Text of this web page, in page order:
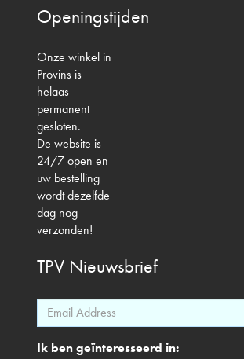
Openingstijden
Onze winkel in
Provins is
helaas
permanent
gesloten.
De website is
24/7 open en
uw bestelling
wordt dezelfde
dag nog
verzonden!
TPV Nieuwsbrief
Ik ben geïnteresseerd in: